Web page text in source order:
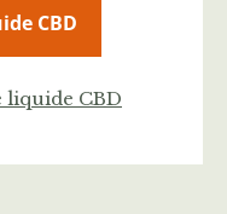
CBD
liquide CBD